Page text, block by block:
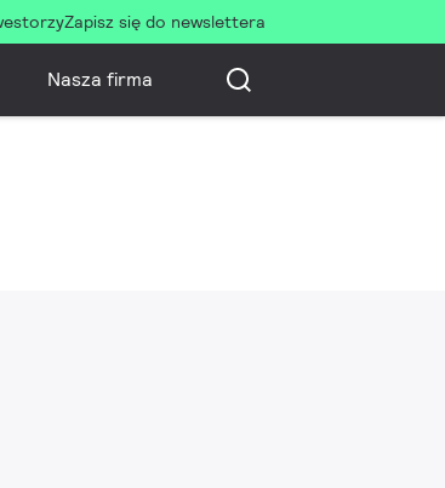
Zapisz się do newslettera
Nasza firma